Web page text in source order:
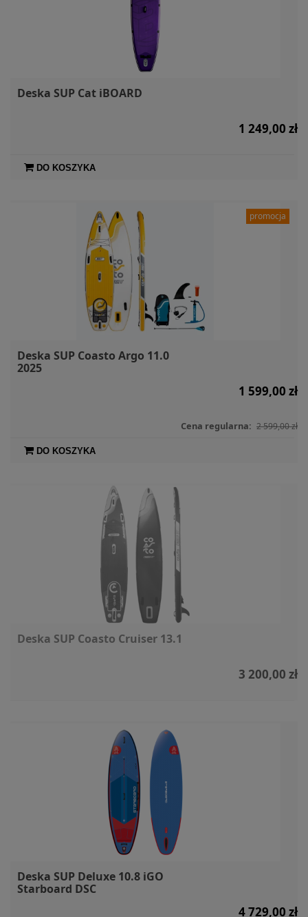
Deska SUP Cat iBOARD
1 249,00 zł
DO KOSZYKA
Deska SUP Coasto Argo 11.0
2025
1 599,00 zł
Cena regularna: 2 599,00 zł
DO KOSZYKA
promocja
Deska SUP Coasto Cruiser 13.1
3 200,00 zł
Deska SUP Deluxe 10.8 iGO
Starboard DSC
4 729,00 zł